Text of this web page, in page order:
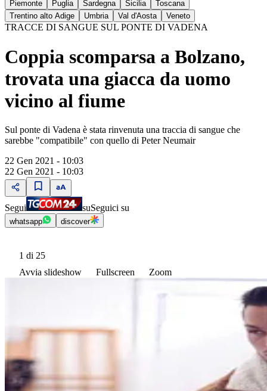
Piemonte
Puglia Sardegna Sicilia
Toscana
Trentino alto Adige
Umbria Val d'Aosta Veneto
TRACCE DI SANGUE SUL PONTE DI VADENA
Coppia scomparsa a Bolzano,
trovata una giacca da uomo
vicino al fiume
Sul ponte di Vadena è stata rinvenuta una traccia di sangue che
sarebbe "compatibile" con quello di Peter Neumair
22 Gen 2021 - 10:03
22 Gen 2021 - 10:03
Segui suSeguici su
whatsapp discover
1 di 25
Avvia slideshow
Fullscreen Zoom